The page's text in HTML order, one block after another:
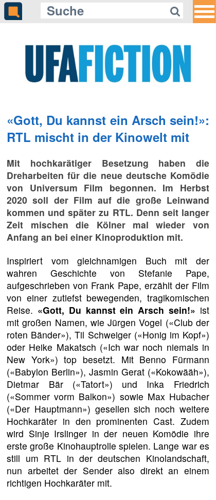
«Gott, Du kannst ein Arsch sein!»:
RTL mischt in der Kinowelt mit
Mit hochkarätiger Besetzung haben die
Dreharbeiten für die neue deutsche Komödie
von Universum Film begonnen. Im Herbst
2020 soll der Film auf die große Leinwand
kommen und später zu RTL. Denn seit langer
Zeit mischen die Kölner mal wieder von
Anfang an bei einer Kinoproduktion mit.
Inspiriert vom gleichnamigen Buch mit der
wahren Geschichte von Stefanie Pape,
aufgeschrieben von Frank Pape, erzählt der Film
von einer zutiefst bewegenden, tragikomischen
Reise. «Gott, Du kannst ein Arsch sein!» ist
mit großen Namen, wie Jürgen Vogel («Club der
roten Bänder»), Til Schweiger («Honig im Kopf»)
oder Heike Makatsch («Ich war noch niemals in
New York») top besetzt. Mit Benno Fürmann
(«Babylon Berlin»), Jasmin Gerat («Kokowääh»),
Dietmar Bär («Tatort») und Inka Friedrich
(«Sommer vorm Balkon») sowie Max Hubacher
(«Der Hauptmann») gesellen sich noch weitere
Hochkaräter in den prominenten Cast. Zudem
wird Sinje Irslinger in der neuen Komödie ihre
erste große Kinohauptrolle spielen. Lange war es
still um RTL in der deutschen Kinolandschaft,
nun arbeitet der Sender also direkt an einem
richtigen Hochkaräter mit.